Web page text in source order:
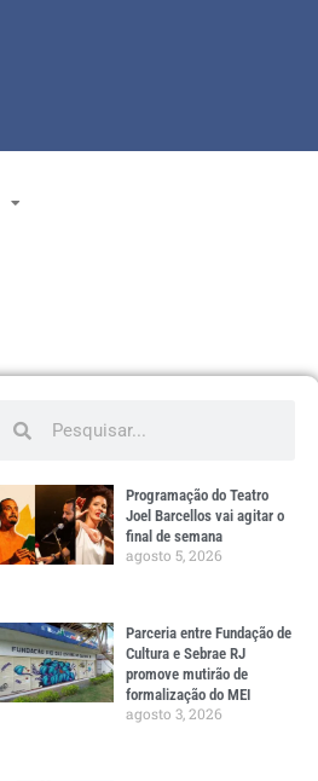
Programação do Teatro
Joel Barcellos vai agitar o
final de semana
agosto 5, 2026
Parceria entre Fundação de
Cultura e Sebrae RJ
promove mutirão de
formalização do MEI
agosto 3, 2026